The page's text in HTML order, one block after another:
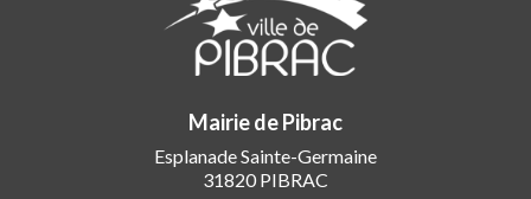
Mairie de Pibrac
Esplanade Sainte-Germaine
31820 PIBRAC